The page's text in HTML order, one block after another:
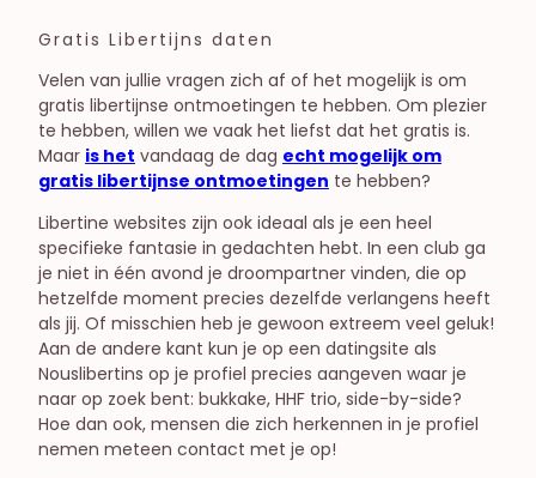
Gratis Libertijns daten
Velen van jullie vragen zich af of het mogelijk is om
gratis libertijnse ontmoetingen te hebben. Om plezier
te hebben, willen we vaak het liefst dat het gratis is.
Maar is het vandaag de dag echt mogelijk om
gratis libertijnse ontmoetingen te hebben?
Libertine websites zijn ook ideaal als je een heel
specifieke fantasie in gedachten hebt. In een club ga
je niet in één avond je droompartner vinden, die op
hetzelfde moment precies dezelfde verlangens heeft
als jij. Of misschien heb je gewoon extreem veel geluk!
Aan de andere kant kun je op een datingsite als
Nouslibertins op je profiel precies aangeven waar je
naar op zoek bent: bukkake, HHF trio, side-by-side?
Hoe dan ook, mensen die zich herkennen in je profiel
nemen meteen contact met je op!